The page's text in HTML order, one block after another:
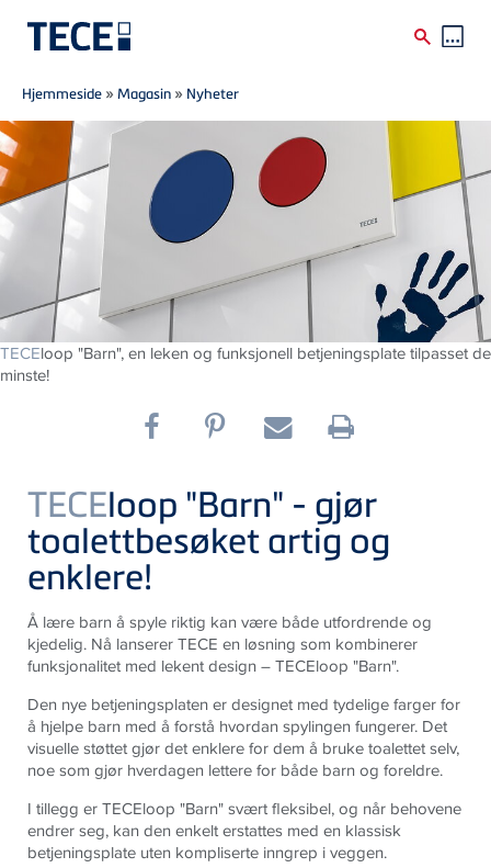
Skip to main content
Breadcrumb
Hjemmeside »Magasin » Nyheter
TECEloop "Barn", en leken og funksjonell betjeningsplate tilpasset de
minste!
TECEloop "Barn" - gjør
toalettbesøket artig og
enklere!
Å lære barn å spyle riktig kan være både utfordrende og
kjedelig. Nå lanserer TECE en løsning som kombinerer
funksjonalitet med lekent design – TECEloop "Barn".
Den nye betjeningsplaten er designet med tydelige farger for
å hjelpe barn med å forstå hvordan spylingen fungerer. Det
visuelle støttet gjør det enklere for dem å bruke toalettet selv,
noe som gjør hverdagen lettere for både barn og foreldre.
I tillegg er TECEloop "Barn" svært fleksibel, og når behovene
endrer seg, kan den enkelt erstattes med en klassisk
betjeningsplate uten kompliserte inngrep i veggen.